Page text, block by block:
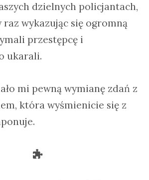
dzielnych policjantach,
wykazując się ogromną
przestępcę i
ukarali.
mi pewną wymianę zdań z
która wyśmienicie się z